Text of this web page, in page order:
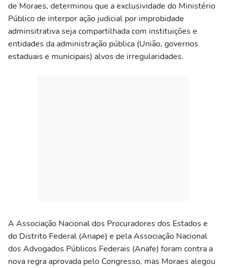
de Moraes, determinou que a exclusividade do Ministério
Público de interpor ação judicial por improbidade
adminsitrativa seja compartilhada com instituições e
entidades da administração pública (União, governos
estaduais e municipais) alvos de irregularidades.
A Associação Nacional dos Procuradores dos Estados e
do Distrito Federal (Anape) e pela Associação Nacional
dos Advogados Públicos Federais (Anafe) foram contra a
nova regra aprovada pelo Congresso, mas Moraes alegou